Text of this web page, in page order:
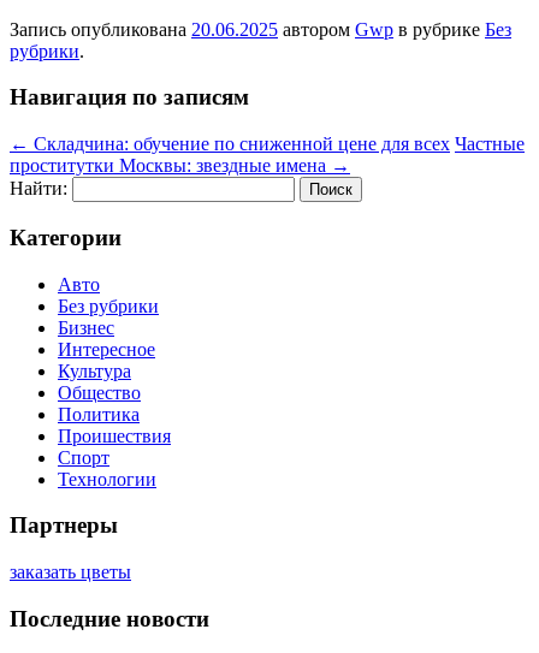
Запись опубликована 20.06.2025 автором Gwp в рубрике Без
рубрики.
Навигация по записям
← Складчина: обучение по сниженной цене для всех Частные
проститутки Москвы: звездные имена →
Найти:
Категории
Авто
Без рубрики
Бизнес
Интересное
Культура
Общество
Политика
Проишествия
Спорт
Технологии
Партнеры
заказать цветы
Последние новости